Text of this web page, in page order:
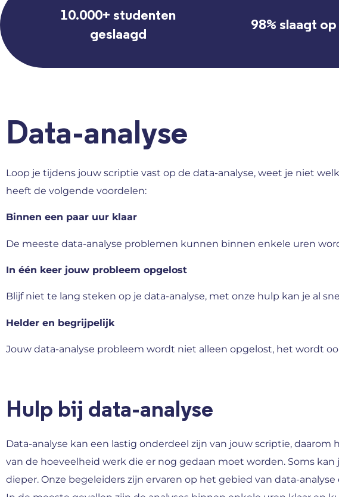
10.000+ studenten
geslaagd
98% slaagt
Data-analyse
Loop je tijdens jouw scriptie vast op de data-analyse, weet je niet
heeft de volgende voordelen:
Binnen een paar uur klaar
De meeste data-analyse problemen kunnen binnen enkele uren
In één keer jouw probleem opgelost
Blijf niet te lang steken op je data-analyse, met onze hulp kan je al
Helder en begrijpelijk
Jouw data-analyse probleem wordt niet alleen opgelost, het wordt
Hulp bij data-analyse
Data-analyse kan een lastig onderdeel zijn van jouw scriptie,
van de hoeveelheid werk die er nog gedaan moet worden. Soms
dieper. Onze begeleiders zijn ervaren op het gebied van data-